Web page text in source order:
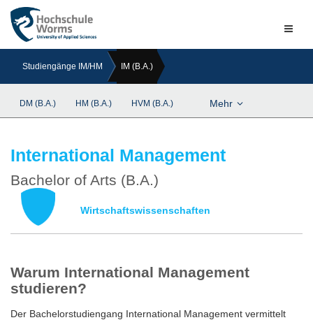
Studiengänge IM/HM IM (B.A.)
DM (B.A.) HM (B.A.) HVM (B.A.) Mehr
International Management
Bachelor of Arts (B.A.)
Wirtschaftswissenschaften
Warum International Management
studieren?
Der Bachelorstudiengang International Management vermittelt